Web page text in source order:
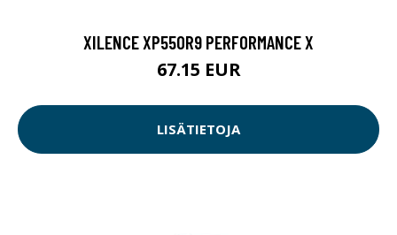
XILENCE XP550R9 PERFORMANCE X
67.15 EUR
LISÄTIETOJA